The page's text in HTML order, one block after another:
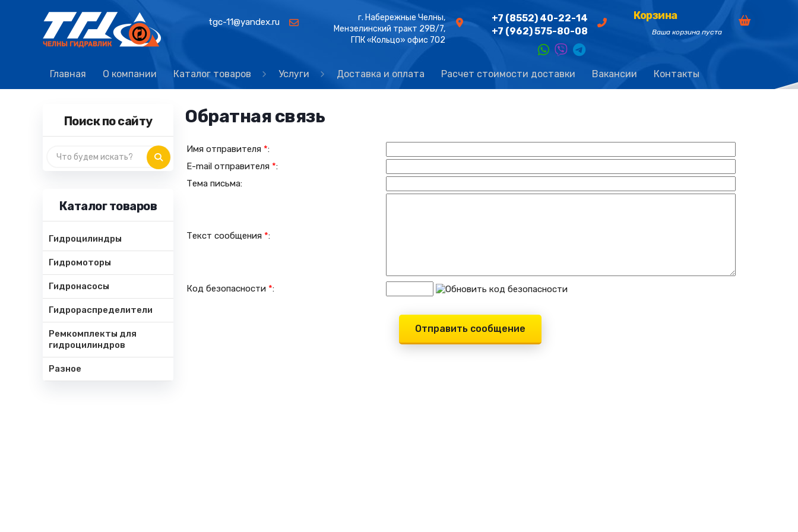
tgc-11@yandex.ru
г. Набережные Челны,
Мензелинский тракт 29В/7,
ГПК «Кольцо» офис 702
+7 (8552) 40-22-14
+7 (962) 575-80-08
Корзина
Ваша корзина пуста
Главная О компании Каталог товаров Услуги Доставка и оплата Расчет стоимости доставки Вакансии Контакты
Поиск по сайту
Каталог товаров
Гидроцилиндры
Гидромоторы
Гидронасосы
Гидрораспределители
Ремкомплекты для
гидроцилиндров
Разное
Обратная связь
Имя отправителя *:
E-mail отправителя *:
Тема письма:
Текст сообщения *:
Код безопасности *: